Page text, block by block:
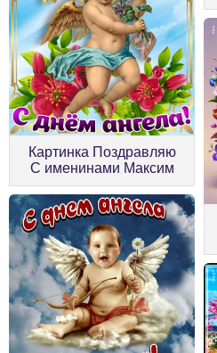
Картинка Поздравляю
С именинами Максим